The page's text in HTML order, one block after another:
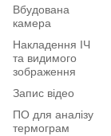
Вбудована
камера
Накладення ІЧ
та видимого
зображення
Запис відео
ПО для аналізу
термограм